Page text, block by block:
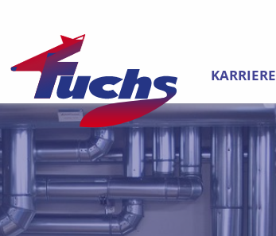
Direkt zur Hauptnavigation springen
Direkt zum Inhalt springen
KARRIERE